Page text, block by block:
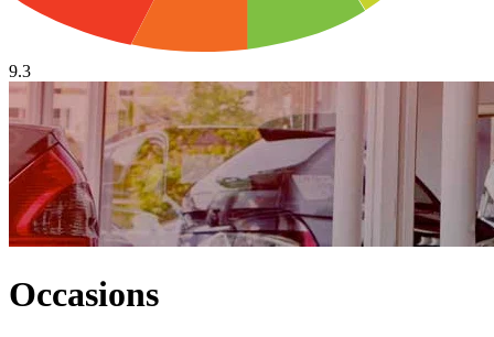
9.3
Occasions